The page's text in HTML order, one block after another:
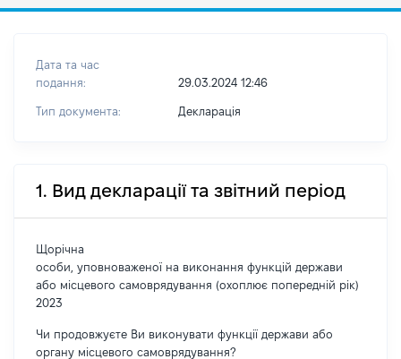
Дата та час
подання:
29.03.2024 12:46
Тип документа: Декларація
1. Вид декларації та звітний період
Щорічна
особи, уповноваженої на виконання функцій держави
або місцевого самоврядування (охоплює попередній рік)
2023
Чи продовжуєте Ви виконувати функції держави або
органу місцевого самоврядування?